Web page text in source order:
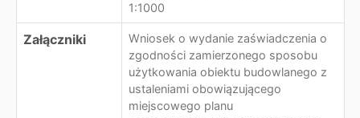
1:1000
Załączniki
Wniosek o wydanie zaświadczenia o
zgodności zamierzonego sposobu
użytkowania obiektu budowlanego z
ustaleniami obowiązującego
miejscowego planu